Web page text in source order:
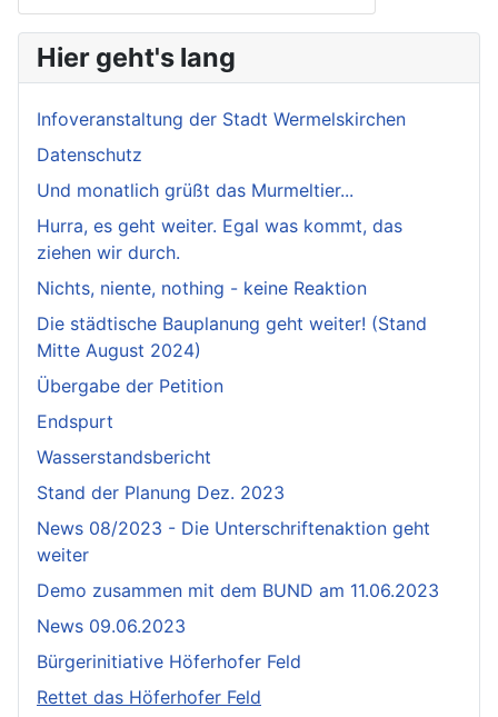
Hier geht's lang
Infoveranstaltung der Stadt Wermelskirchen
Datenschutz
Und monatlich grüßt das Murmeltier...
Hurra, es geht weiter. Egal was kommt, das
ziehen wir durch.
Nichts, niente, nothing - keine Reaktion
Die städtische Bauplanung geht weiter! (Stand
Mitte August 2024)
Übergabe der Petition
Endspurt
Wasserstandsbericht
Stand der Planung Dez. 2023
News 08/2023 - Die Unterschriftenaktion geht
weiter
Demo zusammen mit dem BUND am 11.06.2023
News 09.06.2023
Bürgerinitiative Höferhofer Feld
Rettet das Höferhofer Feld